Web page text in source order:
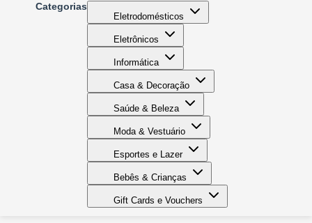
Categorias
Eletrodomésticos
Eletrônicos
Informática
Casa & Decoração
Saúde & Beleza
Moda & Vestuário
Esportes e Lazer
Bebês & Crianças
Gift Cards e Vouchers